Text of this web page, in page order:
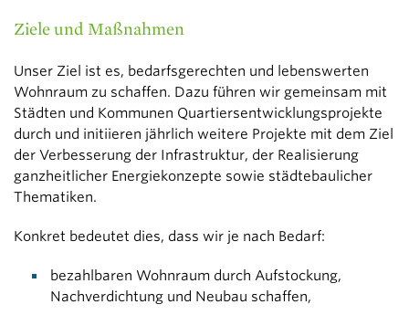
Ziele und Maßnahmen
Unser Ziel ist es, bedarfsgerechten und lebenswerten
Wohnraum zu schaffen. Dazu führen wir gemeinsam mit
Städten und Kommunen Quartiersentwicklungsprojekte
durch und initiieren jährlich weitere Projekte mit dem Ziel
der Verbesserung der Infrastruktur, der Realisierung
ganzheitlicher Energiekonzepte sowie städtebaulicher
Thematiken.
Konkret bedeutet dies, dass wir je nach Bedarf:
bezahlbaren Wohnraum durch Aufstockung,
Nachverdichtung und Neubau schaffen,